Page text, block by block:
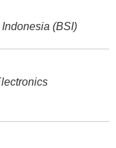
(BSI)